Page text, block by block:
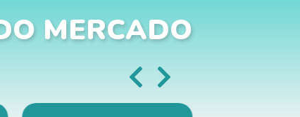
MERCADO